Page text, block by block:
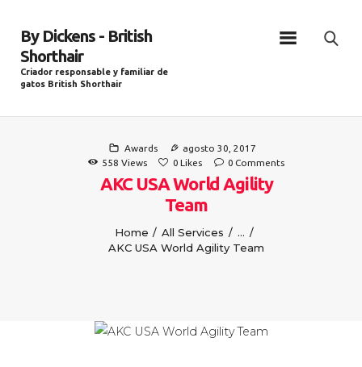
By Dickens - British
Shorthair
Criador responsable y familiar de
gatos British Shorthair
Awards
agosto 30, 2017
558 Views 0 Likes 0 Comments
AKC USA World Agility
Team
Home All Services
...
AKC USA World Agility Team
Sobre nosotros
Nuestros gatos
Cuidados